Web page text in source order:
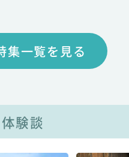
集一覧を見る
験談